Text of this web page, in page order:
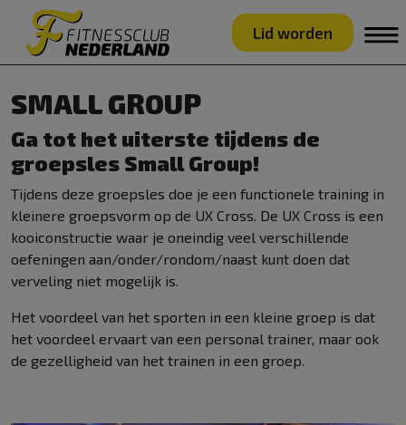
Lid worden
SMALL GROUP
Ga tot het uiterste tijdens de
groepsles Small Group!
Tijdens deze groepsles doe je een functionele training in
kleinere groepsvorm op de UX Cross. De UX Cross is een
kooiconstructie waar je oneindig veel verschillende
oefeningen aan/onder/rondom/naast kunt doen dat
verveling niet mogelijk is.
Het voordeel van het sporten in een kleine groep is dat
het voordeel ervaart van een personal trainer, maar ook
de gezelligheid van het trainen in een groep.